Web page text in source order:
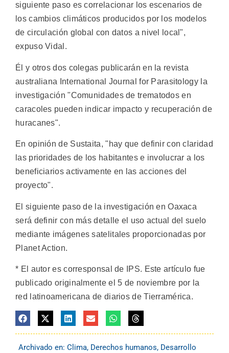
siguiente paso es correlacionar los escenarios de
los cambios climáticos producidos por los modelos
de circulación global con datos a nivel local",
expuso Vidal.
Él y otros dos colegas publicarán en la revista
australiana International Journal for Parasitology la
investigación "Comunidades de trematodos en
caracoles pueden indicar impacto y recuperación de
huracanes".
En opinión de Sustaita, "hay que definir con claridad
las prioridades de los habitantes e involucrar a los
beneficiarios activamente en las acciones del
proyecto".
El siguiente paso de la investigación en Oaxaca
será definir con más detalle el uso actual del suelo
mediante imágenes satelitales proporcionadas por
Planet Action.
* El autor es corresponsal de IPS. Este artículo fue
publicado originalmente el 5 de noviembre por la
red latinoamericana de diarios de Tierramérica.
Archivado en: Clima, Derechos humanos, Desarrollo